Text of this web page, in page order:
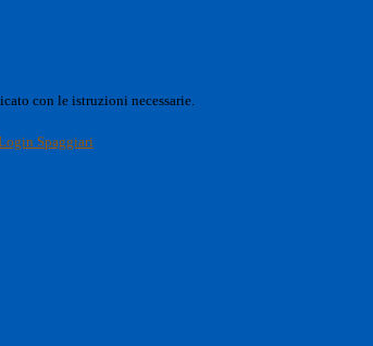
con le istruzioni necessarie.
Spaggiari